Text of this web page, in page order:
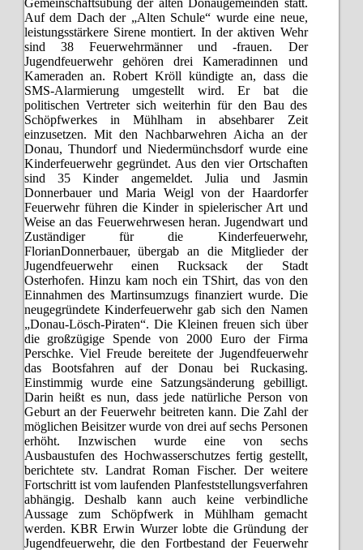
Auf dem Dach der „Alten Schule“ wurde eine neue,
leistungsstärkere Sirene montiert. In der aktiven Wehr
sind 38 Feuerwehrmänner und -frauen. Der
Jugendfeuerwehr gehören drei Kameradinnen und
Kameraden an. Robert Kröll kündigte an, dass die
SMS-Alarmierung umgestellt wird. Er bat die
politischen Vertreter sich weiterhin für den Bau des
Schöpfwerkes in Mühlham in absehbarer Zeit
einzusetzen. Mit den Nachbarwehren Aicha an der
Donau, Thundorf und Niedermünchsdorf wurde eine
Kinderfeuerwehr gegründet. Aus den vier Ortschaften
sind 35 Kinder angemeldet. Julia und Jasmin
Donnerbauer und Maria Weigl von der Haardorfer
Feuerwehr führen die Kinder in spielerischer Art und
Weise an das Feuerwehrwesen heran. Jugendwart und
Zuständiger für die Kinderfeuerwehr,
FlorianDonnerbauer, übergab an die Mitglieder der
Jugendfeuerwehr einen Rucksack der Stadt
Osterhofen. Hinzu kam noch ein TShirt, das von den
Einnahmen des Martinsumzugs finanziert wurde. Die
neugegründete Kinderfeuerwehr gab sich den Namen
„Donau-Lösch-Piraten“. Die Kleinen freuen sich über
die großzügige Spende von 2000 Euro der Firma
Perschke. Viel Freude bereitete der Jugendfeuerwehr
das Bootsfahren auf der Donau bei Ruckasing.
Einstimmig wurde eine Satzungsänderung gebilligt.
Darin heißt es nun, dass jede natürliche Person von
Geburt an der Feuerwehr beitreten kann. Die Zahl der
möglichen Beisitzer wurde von drei auf sechs Personen
erhöht. Inzwischen wurde eine von sechs
Ausbaustufen des Hochwasserschutzes fertig gestellt,
berichtete stv. Landrat Roman Fischer. Der weitere
Fortschritt ist vom laufenden Planfeststellungsverfahren
abhängig. Deshalb kann auch keine verbindliche
Aussage zum Schöpfwerk in Mühlham gemacht
werden. KBR Erwin Wurzer lobte die Gründung der
Jugendfeuerwehr, die den Fortbestand der Feuerwehr